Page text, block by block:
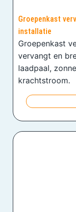
Groepenkast
installatie
Groepenkast
vervangt en
laadpaal,
krachtstroom.